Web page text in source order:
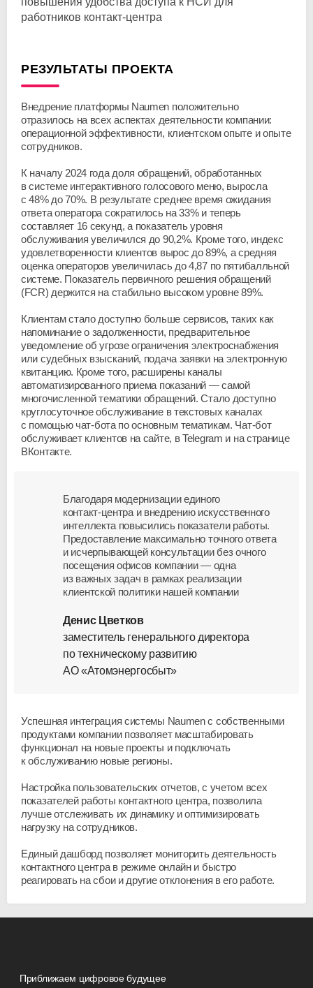
работников контакт-центра
РЕЗУЛЬТАТЫ ПРОЕКТА
Внедрение платформы Naumen положительно
отразилось на всех аспектах деятельности компании:
операционной эффективности, клиентском опыте и опыте
сотрудников.
К началу 2024 года доля обращений, обработанных
в системе интерактивного голосового меню, выросла
с 48% до 70%. В результате среднее время ожидания
ответа оператора сократилось на 33% и теперь
составляет 16 секунд, а показатель уровня
обслуживания увеличился до 90,2%. Кроме того, индекс
удовлетворенности клиентов вырос до 89%, а средняя
оценка операторов увеличилась до 4,87 по пятибалльной
системе. Показатель первичного решения обращений
(FCR) держится на стабильно высоком уровне 89%.
Клиентам стало доступно больше сервисов, таких как
напоминание о задолженности, предварительное
уведомление об угрозе ограничения электроснабжения
или судебных взысканий, подача заявки на электронную
квитанцию. Кроме того, расширены каналы
автоматизированного приема показаний — самой
многочисленной тематики обращений. Стало доступно
круглосуточное обслуживание в текстовых каналах
с помощью чат-ботапо основным тематикам. Чат-бот
обслуживает клиентов на сайте, в Telegram и на странице
ВКонтакте.
Благодаря модернизации единого
контакт-центраи внедрению искусственного
интеллекта повысились показатели работы.
Предоставление максимально точного ответа
и исчерпывающей консультации без очного
посещения офисов компании — одна
из важных задач в рамках реализации
клиентской политики нашей компании
Денис Цветков
заместитель генерального директора
по техническому развитию
АО «Атомэнергосбыт»
Успешная интеграция системы Naumen с собственными
продуктами компании позволяет масштабировать
функционал на новые проекты и подключать
к обслуживанию новые регионы.
Настройка пользовательских отчетов, с учетом всех
показателей работы контактного центра, позволила
лучше отслеживать их динамику и оптимизировать
нагрузку на сотрудников.
Единый дашборд позволяет мониторить деятельность
контактного центра в режиме онлайн и быстро
реагировать на сбои и другие отклонения в его работе.
Приближаем цифровое будущее